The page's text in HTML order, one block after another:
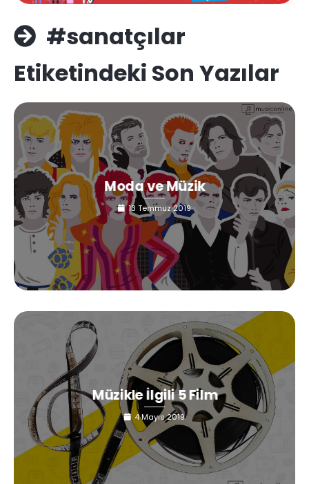
#sanatçılar
Etiketindeki Son Yazılar
Moda ve Müzik
13 Temmuz 2019
Müzikle İlgili 5 Film
4 Mayıs 2019